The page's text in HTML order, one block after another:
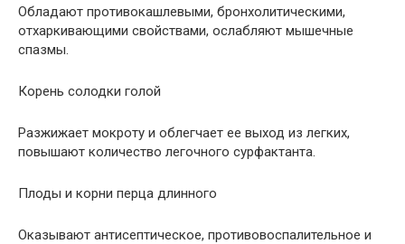
Обладают противокашлевыми, бронхолитическими,
отхаркивающими свойствами, ослабляют мышечные
спазмы.
Корень солодки голой
Разжижает мокроту и облегчает ее выход из легких,
повышают количество легочного сурфактанта.
Плоды и корни перца длинного
Оказывают антисептическое, противовоспалительное и